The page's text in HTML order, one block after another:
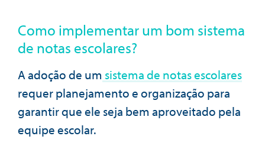
Como implementar um bom sistema
de notas escolares?
A adoção de um sistema de notas escolares
requer planejamento e organização para
garantir que ele seja bem aproveitado pela
equipe escolar.